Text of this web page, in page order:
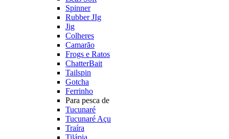
Spinner
Rubber JIg
Jig
Colheres
Camarão
Frogs e Ratos
ChatterBait
Tailspin
Gotcha
Ferrinho
Para pesca de
Tucunaré
Tucunaré Açu
Traíra
Tilápia